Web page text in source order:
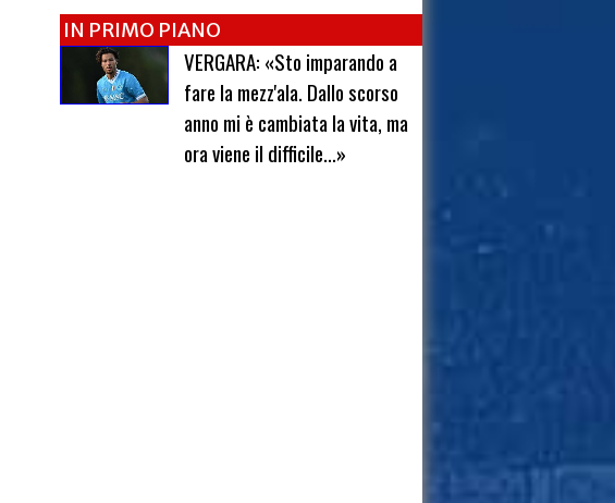
IN PRIMO PIANO
VERGARA: «Sto imparando a
fare la mezz'ala. Dallo scorso
anno mi è cambiata la vita, ma
ora viene il difficile...»